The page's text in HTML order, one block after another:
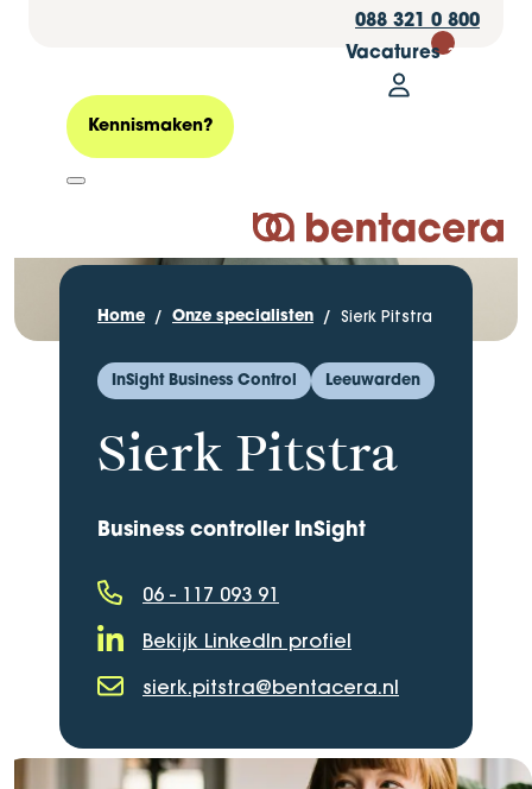
088 321 0 800
Vacatures 30
Mijn
Logo Bentacera
Kennismaken?
Home Onze specialisten Sierk Pitstra
InSight Business Control Leeuwarden
Sierk Pitstra
Business controller InSight
Telefoonnummer
06 - 117 093 91
LinkedIn Profiel
Bekijk LinkedIn profiel
sierk.pitstra@bentacera.nl